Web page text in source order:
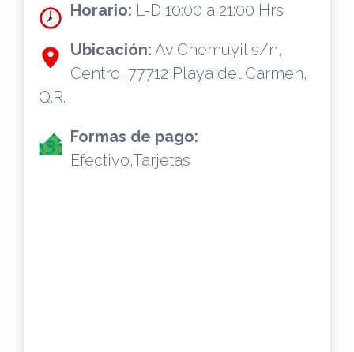
Horario: L-D 10:00 a 21:00 Hrs
Ubicación: Av Chemuyil s/n,
Centro, 77712 Playa del Carmen,
Q.R.
Formas de pago:
Efectivo,Tarjetas